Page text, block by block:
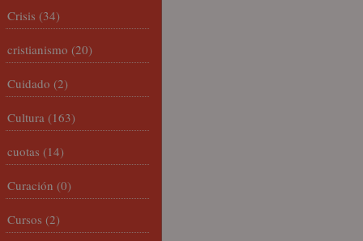
Crisis (34)
cristianismo (20)
Cuidado (2)
Cultura (163)
cuotas (14)
Curación (0)
Cursos (2)